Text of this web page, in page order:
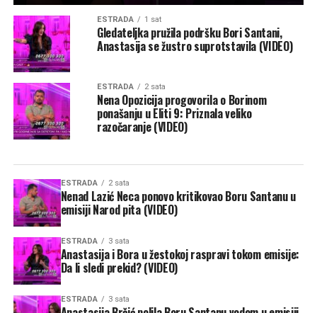
ESTRADA 1 sat
Gledateljka pružila podršku Bori Santani,
Anastasija se žustro suprotstavila (VIDEO)
ESTRADA 2 sata
Nena Opozicija progovorila o Borinom
ponašanju u Eliti 9: Priznala veliko
razočaranje (VIDEO)
ESTRADA 2 sata
Nenad Lazić Neca ponovo kritikovao Boru Santanu u
emisiji Narod pita (VIDEO)
ESTRADA 3 sata
Anastasija i Bora u žestokoj raspravi tokom emisije:
Da li sledi prekid? (VIDEO)
ESTRADA 3 sata